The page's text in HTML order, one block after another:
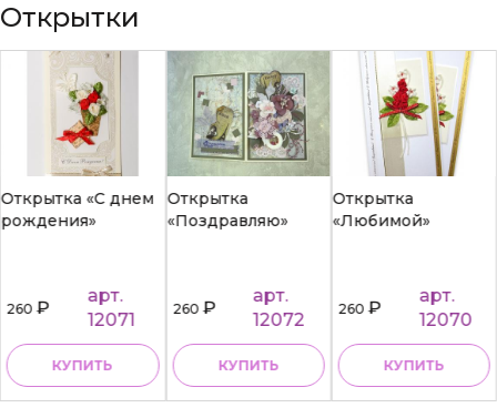
Открытки
Открытка «С днем
рождения»
260₽
арт.
12071
КУПИТЬ
Открытка
«Поздравляю»
260₽
арт.
12072
КУПИТЬ
Открытка
«Любимой»
260₽
арт.
12070
КУПИТЬ